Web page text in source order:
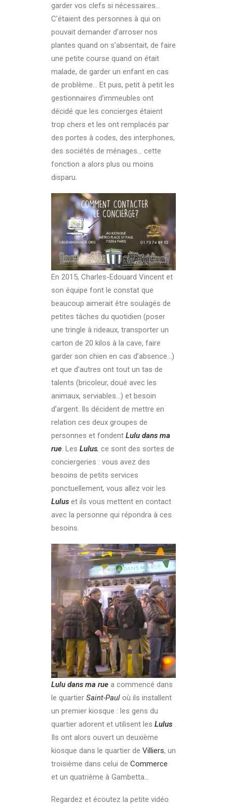
garder vos clefs si nécessaires…
C’étaient des personnes à qui on
pouvait demander d’arroser nos
plantes quand on s’absentait, de faire
une petite course quand on était
malade, de garder un enfant en cas
de problème… Et puis, petit à petit les
gestionnaires d’immeubles ont
décidé que les concierges étaient
trop chers et les ont remplacés par
des portes à codes, des interphones,
des sociétés de ménages… cette
fonction a alors plus ou moins
disparu.
En 2015, Charles-Edouard Vincent et
son équipe font le constat que
beaucoup aimerait être soulagés de
petites tâches du quotidien (poser
une tringle à rideaux, transporter un
carton de 20 kilos à la cave, faire
garder son chien en cas d’absence…)
et que d’autres ont tout un tas de
talents (bricoleur, doué avec les
animaux, serviables…) et besoin
d’argent. Ils décident de mettre en
relation ces deux groupes de
personnes et fondent Lulu dans ma
rue. Les Lulus, ce sont des sortes de
conciergeries : vous avez des
besoins de petits services
ponctuellement, vous allez voir les
Lulus et ils vous mettent en contact
avec la personne qui répondra à ces
besoins.
Lulu dans ma rue a commencé dans
le quartier Saint-Paul où ils installent
un premier kiosque : les gens du
quartier adorent et utilisent les Lulus .
Ils ont alors ouvert un deuxième
kiosque dans le quartier de Villiers, un
troisième dans celui de Commerce
et un quatrième à Gambetta…
Regardez et écoutez la petite vidéo